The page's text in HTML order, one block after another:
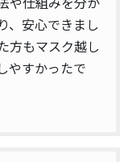
、安心できまし
方もマスク越し
やすかったで